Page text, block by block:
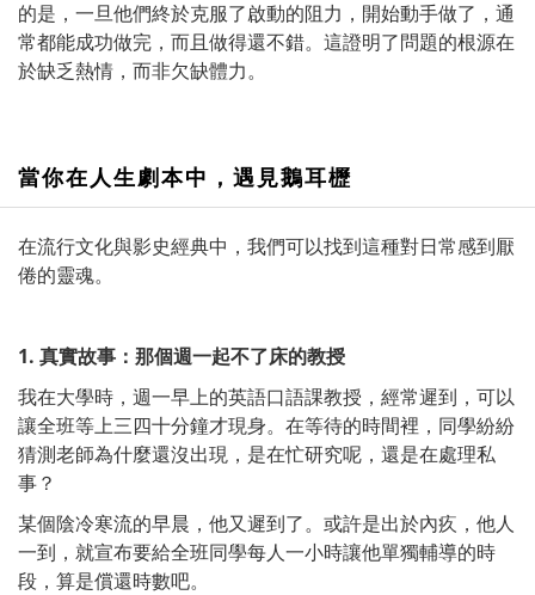
的是，一旦他們終於克服了啟動的阻力，開始動手做了，通
常都能成功做完，而且做得還不錯。這證明了問題的根源在
於缺乏熱情，而非欠缺體力。
當你在人生劇本中，遇見鵝耳櫪
在流行文化與影史經典中，我們可以找到這種對日常感到厭
倦的靈魂。
1. 真實故事：那個週一起不了床的教授
我在大學時，週一早上的英語口語課教授，經常遲到，可以
讓全班等上三四十分鐘才現身。在等待的時間裡，同學紛紛
猜測老師為什麼還沒出現，是在忙研究呢，還是在處理私
事？
某個陰冷寒流的早晨，他又遲到了。或許是出於內疚，他人
一到，就宣布要給全班同學每人一小時讓他單獨輔導的時
段，算是償還時數吧。